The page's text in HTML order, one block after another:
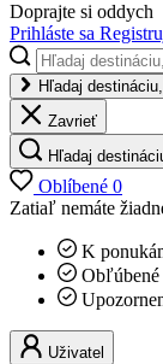
Doprajte si oddych
Prihláste sa
Hľadaj
Zavrieť
Hľadaj
Oblíbené 0
Zatiaľ nemáte
K
Obľúbené
Uživatel